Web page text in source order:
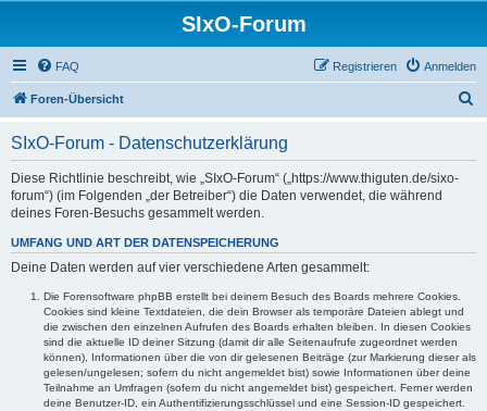
SIxO-Forum
FAQ Anmelden
Registrieren
Foren-Übersicht
SIxO-Forum - Datenschutzerklärung
Diese Richtlinie beschreibt, wie „SIxO-Forum“ („https://www.thiguten.de/sixo-
forum“) (im Folgenden „der Betreiber“) die Daten verwendet, die während
deines Foren-Besuchs gesammelt werden.
UMFANG UND ART DER DATENSPEICHERUNG
Deine Daten werden auf vier verschiedene Arten gesammelt:
Die Forensoftware phpBB erstellt bei deinem Besuch des Boards mehrere Cookies.
Cookies sind kleine Textdateien, die dein Browser als temporäre Dateien ablegt und
die zwischen den einzelnen Aufrufen des Boards erhalten bleiben. In diesen Cookies
sind die aktuelle ID deiner Sitzung (damit dir alle Seitenaufrufe zugeordnet werden
können), Informationen über die von dir gelesenen Beiträge (zur Markierung dieser als
gelesen/ungelesen; sofern du nicht angemeldet bist) sowie Informationen über deine
Teilnahme an Umfragen (sofern du nicht angemeldet bist) gespeichert. Ferner werden
deine Benutzer-ID, ein Authentifizierungsschlüssel und eine Session-ID gespeichert.